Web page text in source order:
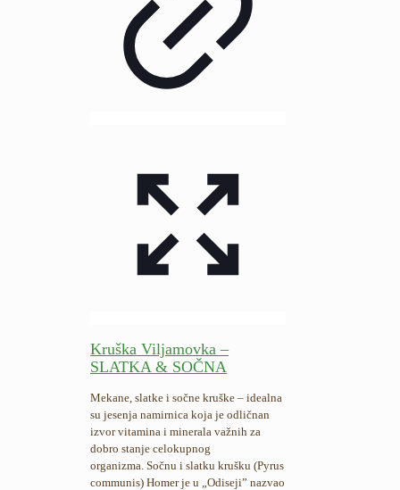
Kruška Viljamovka –
SLATKA & SOČNA
Mekane, slatke i sočne kruške – idealna
su jesenja namirnica koja je odličnan
izvor vitamina i minerala važnih za
dobro stanje celokupnog
organizma. Sočnu i slatku krušku (Pyrus
communis) Homer je u „Odiseji” nazvao